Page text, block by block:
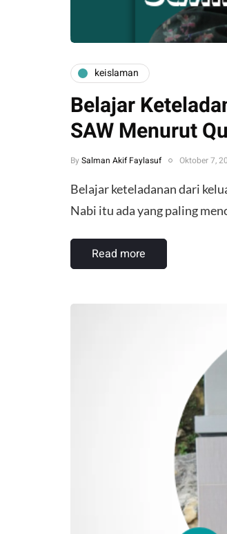
keislaman
Belajar
SAW Menurut
By Salman Akif Faylasuf Oktober 7,
Belajar keteladanan dari
Nabi itu ada yang paling
Read more